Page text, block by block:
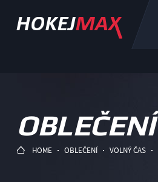
OBLEČENÍ
HOME OBLEČENÍ VOLNÝ ČAS